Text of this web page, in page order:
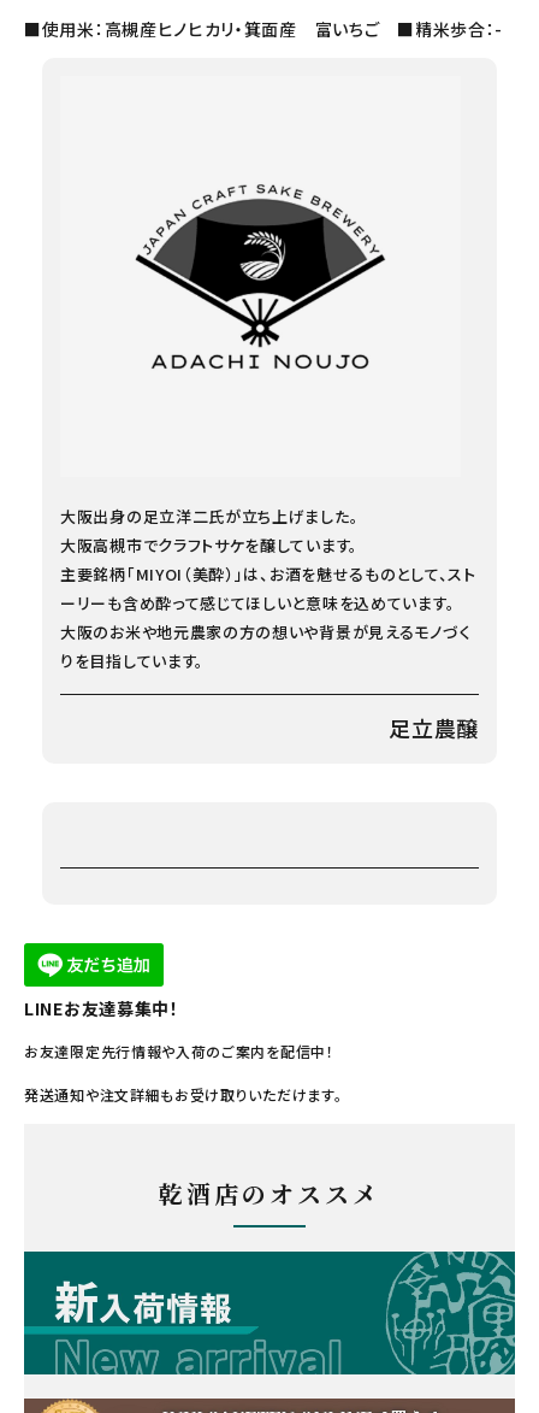
■使用米：高槻産ヒノヒカリ・箕面産 富いちご ■精米歩合：-
大阪出身の足立洋二氏が立ち上げました。
大阪高槻市でクラフトサケを醸しています。
主要銘柄「MIYOI（美酔）」は、お酒を魅せるものとして、スト
ーリーも含め酔って感じてほしいと意味を込めています。
大阪のお米や地元農家の方の想いや背景が見えるモノづく
りを目指しています。
足立農醸
LINEお友達募集中！
お友達限定先行情報や入荷のご案内を配信中！
発送通知や注文詳細もお受け取りいただけます。
乾酒店のオススメ